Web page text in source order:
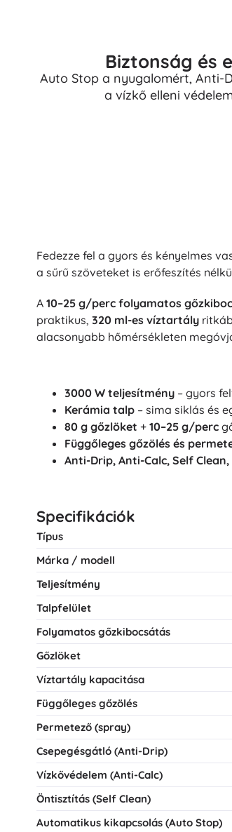
Biztonság és
Auto Stop a nyugalomért, Anti-
a vízkő elleni
Fedezze fel a gyors és kényelmes
a sűrű szöveteket is erőfeszítés
A 10–25 g/perc folyamatos
praktikus, 320 ml-es víztartály
alacsonyabb hőmérsékleten
3000 W teljesítmény – gyors
Kerámia talp – sima siklás és
80 g gőzlöket + 10–25 g/perc
Függőleges gőzölés és
Anti-Drip, Anti-Calc, Self
Specifikációk
Típus
Márka / modell
Teljesítmény
Talpfelület
Folyamatos gőzkibocsátás
Gőzlöket
Víz­tartály kapacitása
Függőleges gőzölés
Permetező (spray)
Csepegésgátló (Anti-Drip)
Víz­kővédelem (Anti-Calc)
Öntisztítás (Self Clean)
Automatikus kikapcsolás (Auto Stop)